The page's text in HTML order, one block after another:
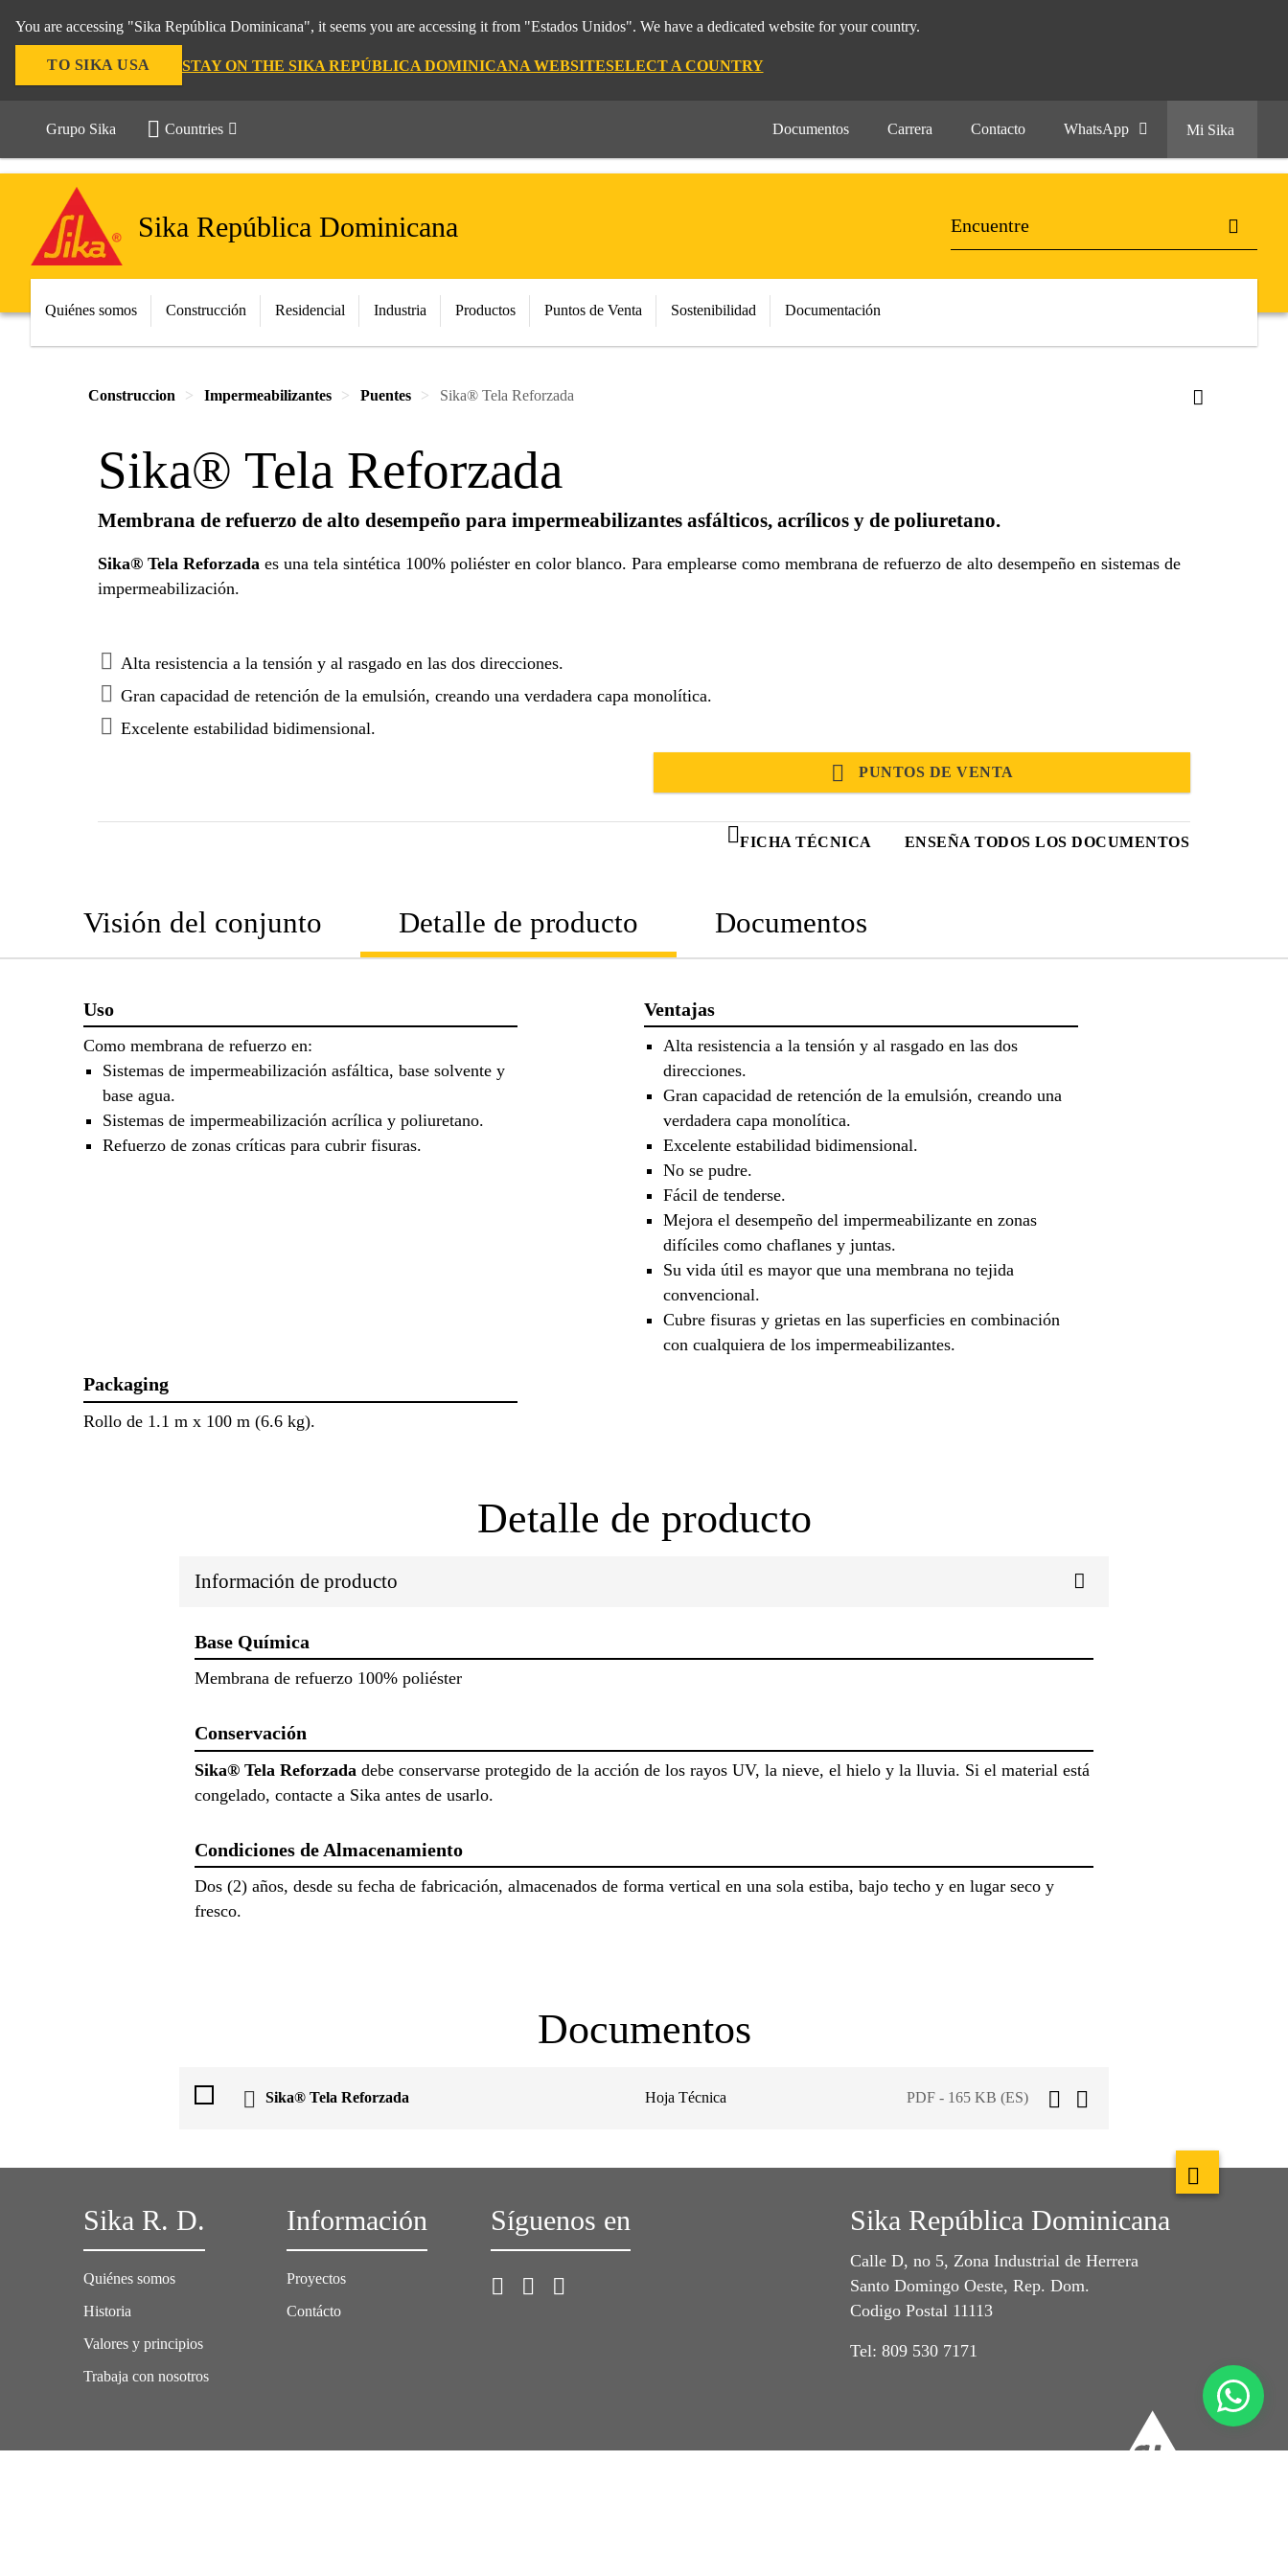
You are accessing "Sika República Dominicana", it seems you are accessing it from "Estados Unidos". We have a dedicated website for your country.
TO SIKA USA STAY ON THE SIKA REPÚBLICA DOMINICANA WEBSITESELECT A COUNTRY
Grupo Sika Countries Documentos Carrera Contacto WhatsApp Mi Sika
Sika República Dominicana
Quiénes somos Construcción Residencial Industria Productos Puntos de Venta Sostenibilidad Documentación
Construccion Impermeabilizantes Puentes Sika® Tela Reforzada
Sika® Tela Reforzada
Membrana de refuerzo de alto desempeño para impermeabilizantes asfálticos, acrílicos y de poliuretano.
Sika® Tela Reforzada es una tela sintética 100% poliéster en color blanco. Para emplearse como membrana de refuerzo de alto desempeño en sistemas de
impermeabilización.
Alta resistencia a la tensión y al rasgado en las dos direcciones.
Gran capacidad de retención de la emulsión, creando una verdadera capa monolítica.
Excelente estabilidad bidimensional.
PUNTOS DE VENTA
FICHA TÉCNICA ENSEÑA TODOS LOS DOCUMENTOS
Visión del conjunto Detalle de producto Documentos
Uso
Como membrana de refuerzo en:
Sistemas de impermeabilización asfáltica, base solvente y
base agua.
Sistemas de impermeabilización acrílica y poliuretano.
Refuerzo de zonas críticas para cubrir fisuras.
Ventajas
Alta resistencia a la tensión y al rasgado en las dos
direcciones.
Gran capacidad de retención de la emulsión, creando una
verdadera capa monolítica.
Excelente estabilidad bidimensional.
No se pudre.
Fácil de tenderse.
Mejora el desempeño del impermeabilizante en zonas
difíciles como chaflanes y juntas.
Su vida útil es mayor que una membrana no tejida
convencional.
Cubre fisuras y grietas en las superficies en combinación
con cualquiera de los impermeabilizantes.
Packaging
Rollo de 1.1 m x 100 m (6.6 kg).
Detalle de producto
Información de producto
Base Química
Membrana de refuerzo 100% poliéster
Conservación
Sika® Tela Reforzada debe conservarse protegido de la acción de los rayos UV, la nieve, el hielo y la lluvia. Si el material está
congelado, contacte a Sika antes de usarlo.
Condiciones de Almacenamiento
Dos (2) años, desde su fecha de fabricación, almacenados de forma vertical en una sola estiba, bajo techo y en lugar seco y
fresco.
Documentos
Sika® Tela Reforzada Hoja Técnica PDF - 165 KB (ES)
Sika R. D.
Quiénes somos
Historia
Valores y principios
Trabaja con nosotros
Información
Proyectos
Contácto
Síguenos en Sika República Dominicana
Calle D, no 5, Zona Industrial de Herrera
Santo Domingo Oeste, Rep. Dom.
Codigo Postal 11113
Tel: 809 530 7171